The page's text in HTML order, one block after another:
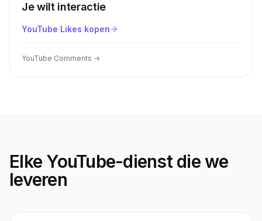
Je wilt interactie
YouTube Likes kopen
YouTube Comments →
Elke YouTube-dienst die we
leveren